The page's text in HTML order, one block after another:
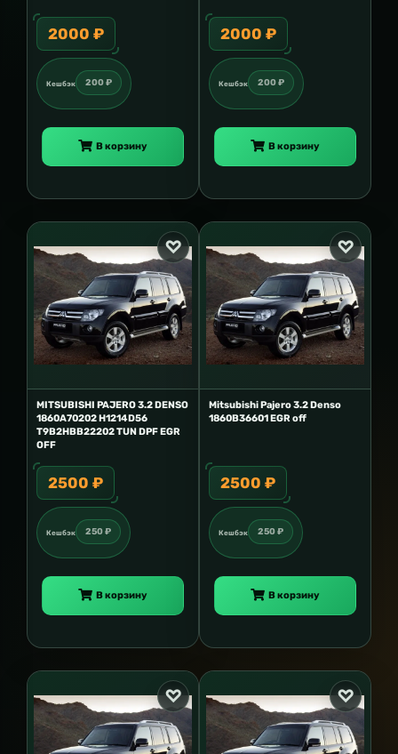
2000 ₽
Кешбэк 200 ₽
В корзину
2000 ₽
Кешбэк 200 ₽
В корзину
MITSUBISHI PAJERO 3.2 DENSO
1860A70202 H1214D56
T9B2HBB22202 TUN DPF EGR
OFF
2500 ₽
Кешбэк 250 ₽
В корзину
Mitsubishi Pajero 3.2 Denso
1860B36601 EGR off
2500 ₽
Кешбэк 250 ₽
В корзину